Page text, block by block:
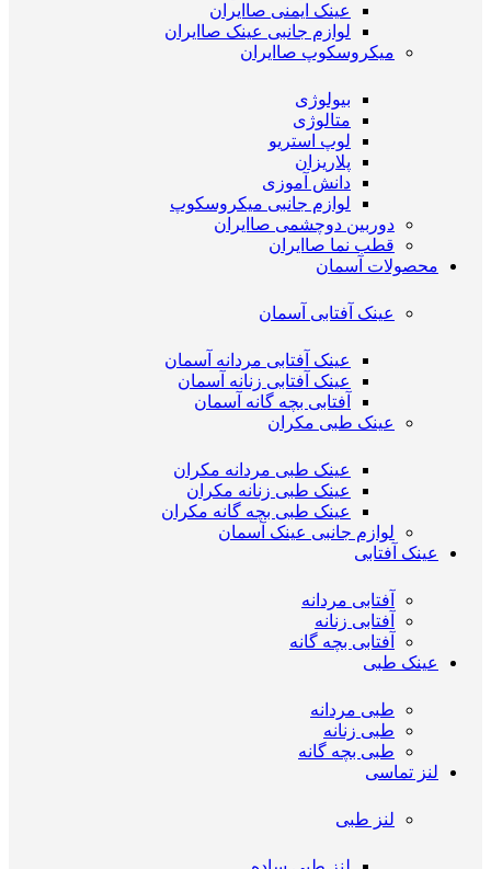
عینک ایمنی صاایران
لوازم جانبی عینک صاایران
میکروسکوپ صاایران
بیولوژی
متالوژی
لوپ استریو
پلاریزان
دانش آموزی
لوازم جانبی میکروسکوپ
دوربین دوچشمی صاایران
قطب نما صاایران
محصولات آسمان
عینک آفتابی آسمان
عینک آفتابی مردانه آسمان
عینک آفتابی زنانه آسمان
آفتابی بچه گانه آسمان
عینک طبی مکران
عینک طبی مردانه مکران
عینک طبی زنانه مکران
عینک طبی بچه گانه مکران
لوازم جانبی عینک آسمان
عینک آفتابی
آفتابی مردانه
آفتابی زنانه
آفتابی بچه گانه
عینک طبی
طبی مردانه
طبی زنانه
طبی بچه گانه
لنز تماسی
لنز طبی